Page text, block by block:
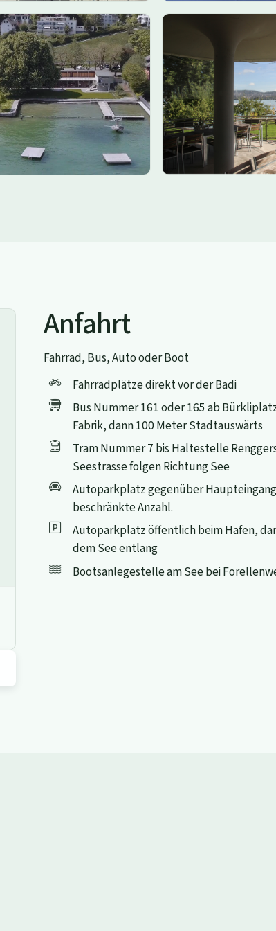
Anfahrt
Fahrrad, Bus, Auto oder Boot
Fahrradplätze direkt vor der Badi
Bus Nummer 161 oder 165 ab
Fabrik, dann 100 Meter Stadtauswärts
Tram Nummer 7 bis Haltestelle
Seestrasse folgen Richtung See
Autoparkplatz gegenüber
beschränkte Anzahl.
Autoparkplatz öffentlich beim Hafen,
dem See entlang
Bootsanlegestelle am See bei